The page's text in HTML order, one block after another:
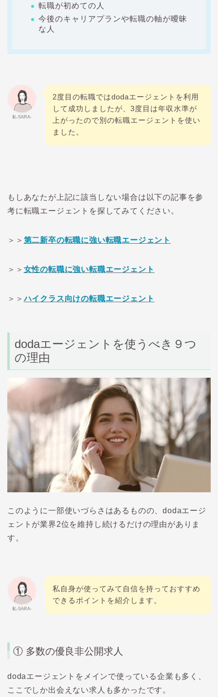
転職が初めての人
今後のキャリアプランや転職の軸が曖昧
な人
私-SARA-
2度目の転職ではdodaエージェントを利用
して成功しましたが、 3度目は年収水準が
上がったので別の転職エージェントを使い
ました。
もしあなたが上記に該当しない場合は以下の記事を参
考に転職エージェントを探してみてください。
＞＞ 第二新卒の転職に強い転職エージェント
＞＞ 女性の転職に強い転職エージェント
＞＞ハイクラス向けの転職エージェント
dodaエージェントを使うべき９つ
の理由
このように一部使いづらさはあるものの、dodaエージ
ェントが業界2位を維持し続けるだけの理由がありま
す。
私-SARA-
私自身が使ってみて自信を持っておすすめ
できるポイントを紹介します。
① 多数の優良非公開求人
dodaエージェントをメインで使っている企業も多く、
ここでしか出会えない求人も多かったです。